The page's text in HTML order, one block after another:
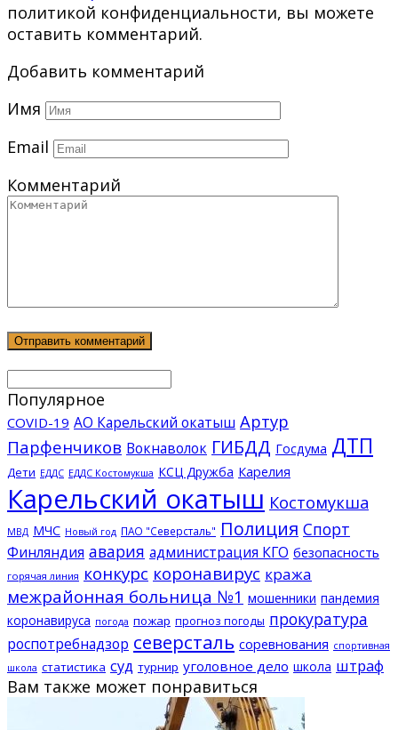
политикой конфиденциальности, вы можете
оставить комментарий.
Добавить комментарий
Имя
Email
Комментарий
Популярное
COVID-19 АО Карельский окатыш Артур
Парфенчиков Вокнаволок ГИБДД Госдума ДТП
Дети ЕДДС ЕДДС Костомукша КСЦ Дружба Карелия
Карельский окатыш Костомукша
МВД МЧС Новый год ПАО "Северсталь" Полиция Спорт
Финляндия авария администрация КГО безопасность
горячая линия конкурс коронавирус кража
межрайонная больница №1 мошенники пандемия
коронавируса погода пожар прогноз погоды прокуратура
роспотребнадзор северсталь соревнования спортивная
школа статистика суд турнир уголовное дело школа штраф
Вам также может понравиться